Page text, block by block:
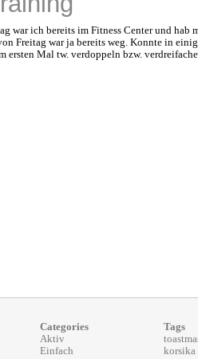
war ich bereits im Fitness Center und hab
Freitag war ja bereits weg. Konnte in
ersten Mal tw. verdoppeln bzw.
Categories
Aktiv
Einfach
Tags
korsika